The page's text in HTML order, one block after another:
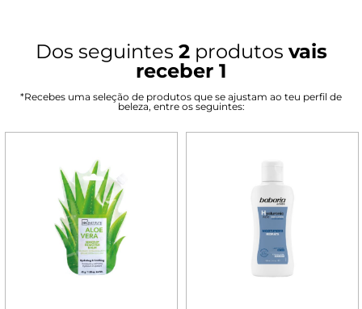
Dos seguintes 2produtos vais
receber 1
*Recebes uma seleção de produtos que se ajustam ao teu perfil de
beleza, entre os seguintes: